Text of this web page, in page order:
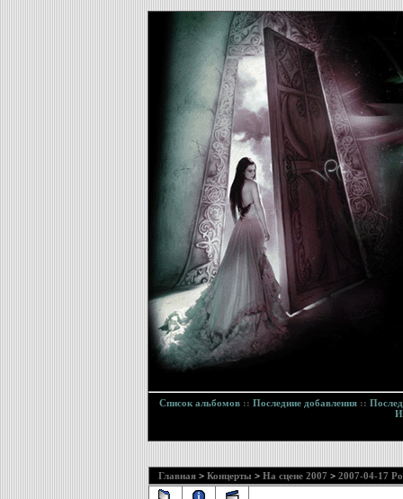
Список альбомов:: Последние добавления::
Главная > Концерты > На сцене 2007 > 2007-04-17